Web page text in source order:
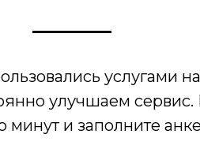
услугами
улучшаем сервис.
минут и заполните